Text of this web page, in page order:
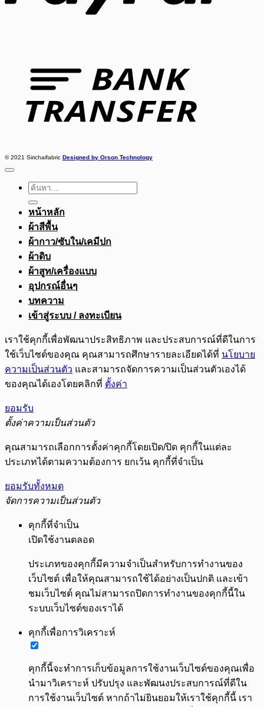
© 2021 Sirichaifabric Designed by Orson Technology
ค้นหา:
หน้าหลัก
ผ้าสีพื้น
ผ้ากาว/ซับใน/เคมีปก
ผ้าดิบ
ผ้าสูท/เครื่องแบบ
อุปกรณ์อื่นๆ
บทความ
เข้าสู่ระบบ / ลงทะเบียน
เราใช้คุกกี้เพื่อพัฒนาประสิทธิภาพ และประสบการณ์ที่ดีในการ
ใช้เว็บไซต์ของคุณ คุณสามารถศึกษารายละเอียดได้ที่ นโยบาย
ความเป็นส่วนตัว และสามารถจัดการความเป็นส่วนตัวเองได้
ของคุณได้เองโดยคลิกที่ ตั้งค่า
ยอมรับ
ตั้งค่าความเป็นส่วนตัว
คุณสามารถเลือกการตั้งค่าคุกกี้โดยเปิด/ปิด คุกกี้ในแต่ละ
ประเภทได้ตามความต้องการ ยกเว้น คุกกี้ที่จำเป็น
ยอมรับทั้งหมด
จัดการความเป็นส่วนตัว
คุกกี้ที่จำเป็น
เปิดใช้งานตลอด
ประเภทของคุกกี้มีความจำเป็นสำหรับการทำงานของ
เว็บไซต์ เพื่อให้คุณสามารถใช้ได้อย่างเป็นปกติ และเข้า
ชมเว็บไซต์ คุณไม่สามารถปิดการทำงานของคุกกี้นี้ใน
ระบบเว็บไซต์ของเราได้
คุกกี้เพื่อการวิเคราะห์
คุกกี้นี้จะทำการเก็บข้อมูลการใช้งานเว็บไซต์ของคุณเพื่อ
นำมาวิเคราะห์ ปรับปรุง และพัฒนงประสบการณ์ที่ดีใน
การใช้งานเว็บไซต์ หากถ้าไม่ยินยอมให้เราใช้คุกกี้นี้ เรา